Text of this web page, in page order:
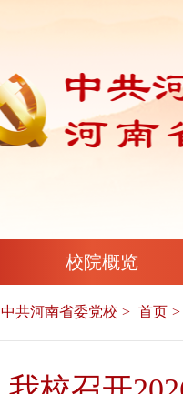
校院概览
中共河南省委党校 首页